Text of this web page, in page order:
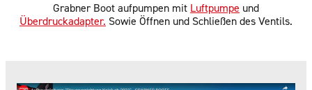
Grabner Boot aufpumpen mit Luftpumpe und
Überdruckadapter. Sowie Öffnen und Schließen des Ventils.